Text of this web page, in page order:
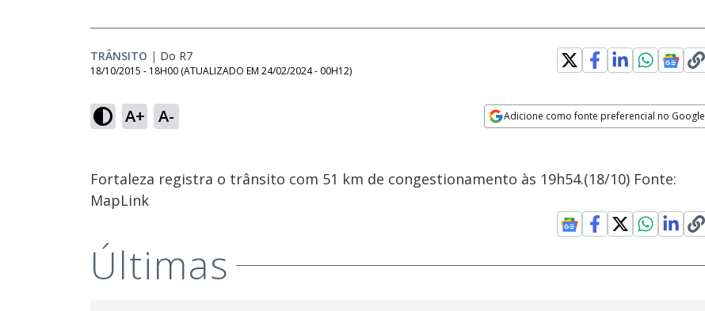
TRÂNSITO | Do R7
18/10/2015 - 18H00 (ATUALIZADO EM 24/02/2024 - 00H12)
A+ A- Adicione como fonte preferencial no Google
Fortaleza registra o trânsito com 51 km de congestionamento às 19h54.(18/10) Fonte:
MapLink
Últimas